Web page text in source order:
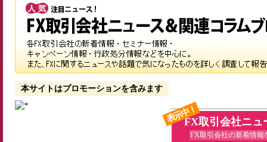
本サイトはプロモーションを含みます
表示中！FX取引会社ニュ
FX取引会社の新着情報